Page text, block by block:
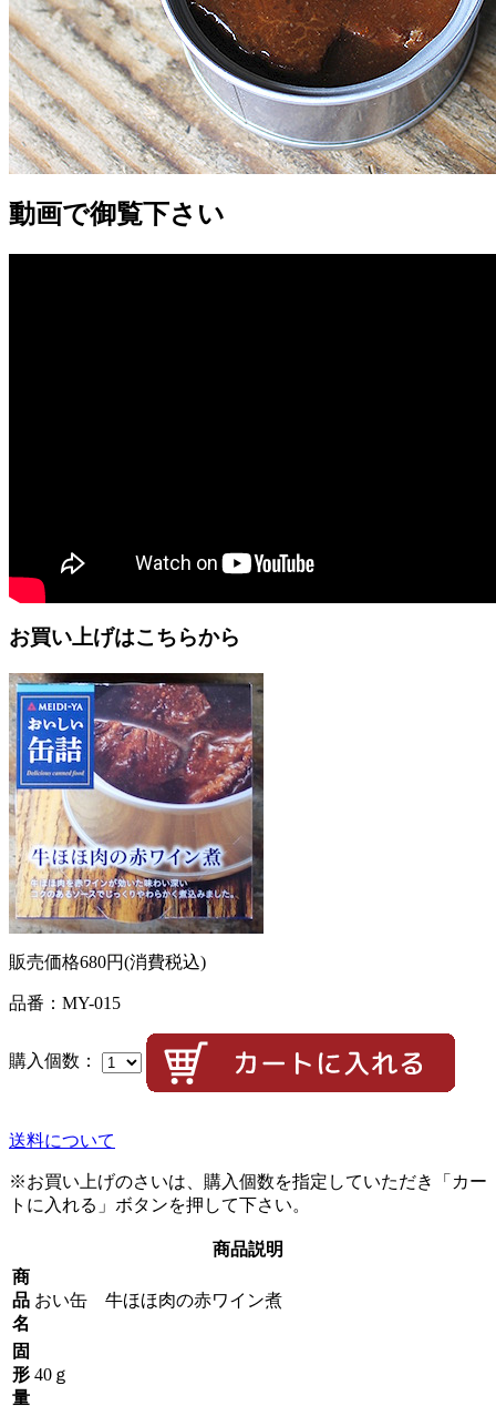
動画で御覧下さい
お買い上げはこちらから
販売価格680円(消費税込)
品番：MY-015
購入個数：
送料について
※お買い上げのさいは、購入個数を指定していただき「カー
トに入れる」ボタンを押して下さい。
商品説明
商
品
名
おい缶 牛ほほ肉の赤ワイン煮
固
形
量
40ｇ